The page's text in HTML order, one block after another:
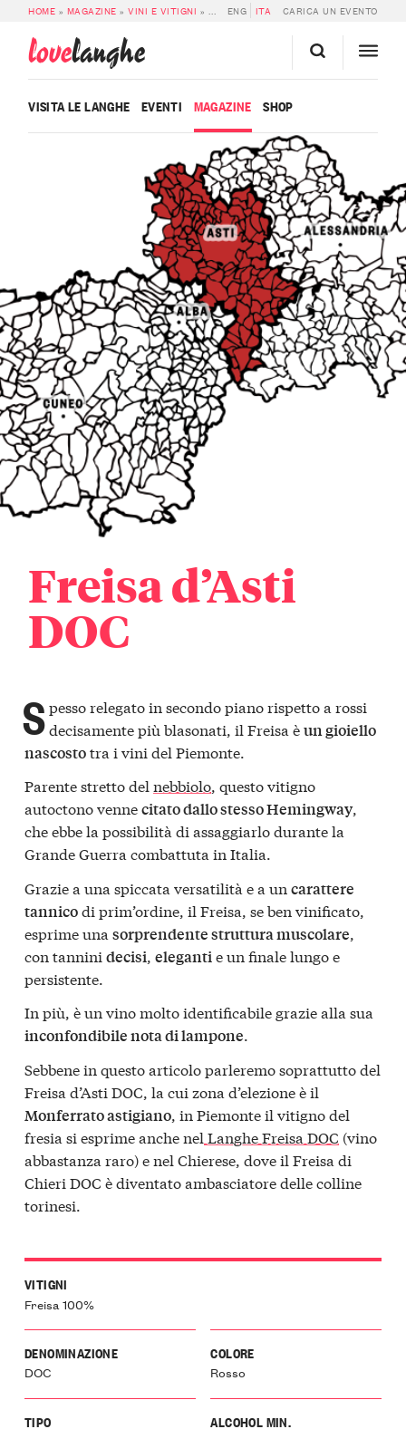
HOME » MAGAZINE »VINI E VITIGNI » FREISA D’ASTI DOC
ENG ITA CARICA UN EVENTO
lovelanghe
VISITA LE LANGHE EVENTI MAGAZINE SHOP
Freisa d’Asti
DOC
Spesso relegato in secondo piano rispetto a rossi
decisamente più blasonati, il Freisa èun gioiello
nascostotra i vini del Piemonte.
Parente stretto del nebbiolo, questo vitigno
autoctono vennecitato dallo stesso Hemingway,
che ebbe la possibilità di assaggiarlo durante la
Grande Guerra combattuta in Italia.
Grazie a una spiccata versatilità e a un carattere
tannicodi prim’ordine, il Freisa, se ben vinificato,
esprime una sorprendente struttura muscolare,
con tannini decisi, elegantie un finale lungo e
persistente.
In più, è un vino molto identificabile grazie alla sua
inconfondibile nota di lampone.
Sebbene in questo articolo parleremo soprattutto del
Freisa d’Asti DOC, la cui zona d’elezione è il
Monferrato astigiano, in Piemonte il vitigno del
fresia si esprime anche nel Langhe Freisa DOC (vino
abbastanza raro) e nel Chierese, dove il Freisa di
Chieri DOC è diventato ambasciatore delle colline
torinesi.
VITIGNI
Freisa 100%
DENOMINAZIONE
DOC
COLORE
Rosso
TIPO ALCOHOL MIN.